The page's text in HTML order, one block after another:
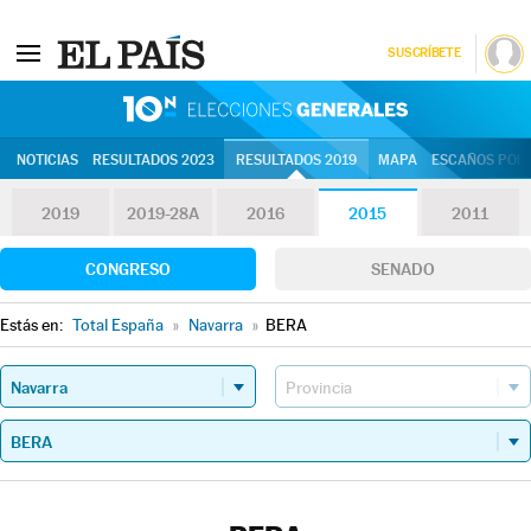
SUSCRÍBETE
NOTICIAS RESULTADOS 2023 RESULTADOS 2019 MAPA ESCAÑOS
2019 2019-28A 2016 2015 2011
CONGRESO SENADO
Estás en: Total España » Navarra » BERA